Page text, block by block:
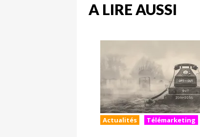
A LIRE AUSSI
Actualités Télémarketing